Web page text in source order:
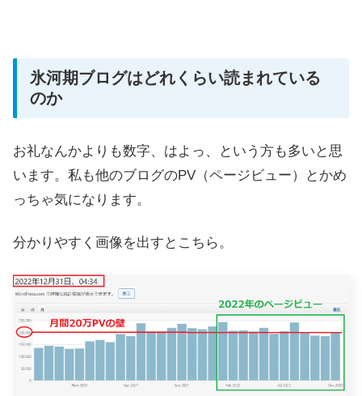
氷河期ブログはどれくらい読まれている
のか
お礼なんかよりも数字、はよっ、という方も多いと思
います。私も他のブログのPV（ページビュー）とかめ
っちゃ気になります。
分かりやすく画像を出すとこちら。